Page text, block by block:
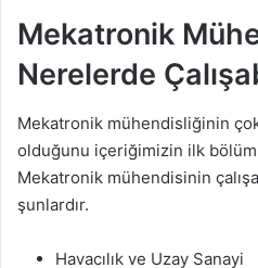
Mekatronik
Nerelerde
Mekatronik mühendisliğinin
olduğunu içeriğimizin ilk
Mekatronik mühendisinin
şunlardır.
Havacılık ve Uzay Sanayi